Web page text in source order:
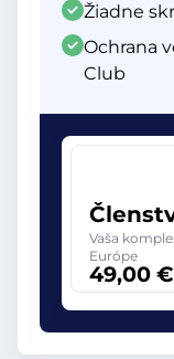
Žiadne
Ochrana
Club
Vaša
Európe
49,00 €